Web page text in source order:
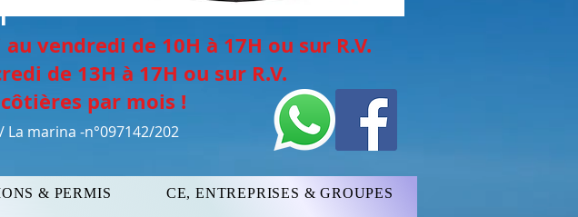
vendredi de 10H à 17H ou sur R.V.
de 13H à 17H ou sur R.V.
côtières par mois !
La marina -n°097142/202
& PERMIS CE, ENTREPRISES & GROUPES